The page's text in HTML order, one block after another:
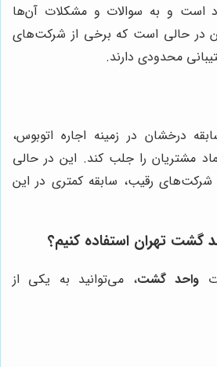
است و به سوالات و مشکلات آن‌ها
در حالی است که برخی از شرکت‌های
محدودی دارند.
درخشان در زمینه اجاره اتوبوس،
مشتریان را جلب کند. این در حالی
رقیب، سابقه کمتری در این
گشت تهران استفاده کنیم؟
واحد گشت، می‌توانید به یکی از